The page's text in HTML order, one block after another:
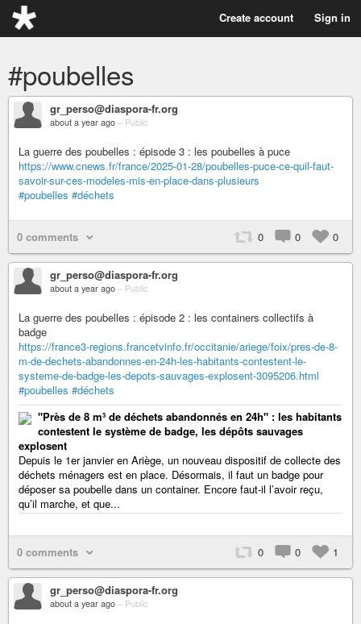
Create account Sign in
#poubelles
gr_perso@diaspora-fr.org
about a year ago – Public
La guerre des poubelles : épisode 3 : les poubelles à puce
https://www.cnews.fr/france/2025-01-28/poubelles-puce-ce-quil-faut-
savoir-sur-ces-modeles-mis-en-place-dans-plusieurs
#poubelles #déchets
0 comments 0 0 0
gr_perso@diaspora-fr.org
about a year ago – Public
La guerre des poubelles : épisode 2 : les containers collectifs à
badge
https://france3-regions.francetvinfo.fr/occitanie/ariege/foix/pres-de-8-
m-de-dechets-abandonnes-en-24h-les-habitants-contestent-le-
systeme-de-badge-les-depots-sauvages-explosent-3095206.html
#poubelles #déchets
"Près de 8 m³ de déchets abandonnés en 24h" : les habitants
contestent le système de badge, les dépôts sauvages
explosent
Depuis le 1er janvier en Ariège, un nouveau dispositif de collecte des
déchets ménagers est en place. Désormais, il faut un badge pour
déposer sa poubelle dans un container. Encore faut-il l’avoir reçu,
qu’il marche, et que...
0 comments 0 0 1
gr_perso@diaspora-fr.org
about a year ago – Public